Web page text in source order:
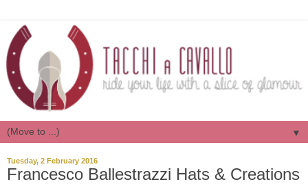
▼
Tuesday, 2 February 2016
Francesco Ballestrazzi Hats & Creations